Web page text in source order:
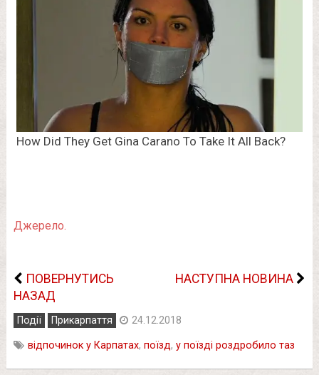
Джерело.
ПОВЕРНУТИСЬ
НАЗАД
НАСТУПНА НОВИНА
Події Прикарпаття 24.12.2018
відпочинок у Карпатах, поїзд, у поїзді роздробило таз